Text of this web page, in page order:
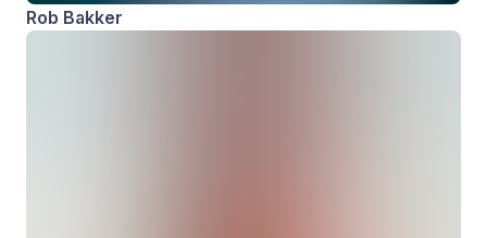
Rob Bakker